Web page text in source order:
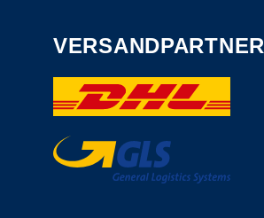
VERSANDPARTNER